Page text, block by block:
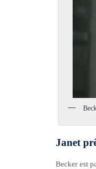
Janet
Becker est